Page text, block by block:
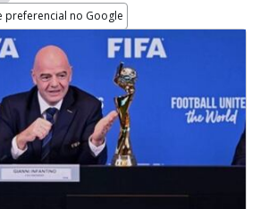
preferencial no Google